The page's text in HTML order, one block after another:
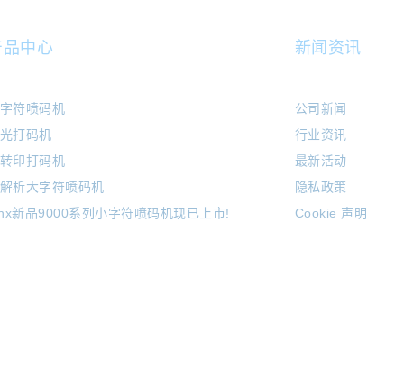
中心
符喷码机
打码机
印打码机
析大字符喷码机
新品9000系列小字符喷码机现已上市!
新闻资讯
公司新闻
行业资讯
最新活动
隐私政策
Cookie 声明